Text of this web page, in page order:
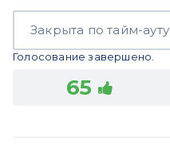
Закрыта по тайм-ауту
Голосование завершено.
65